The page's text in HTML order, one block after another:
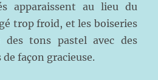
apparaissent au lieu du
trop froid, et les boiseries
des tons pastel avec des
façon gracieuse.